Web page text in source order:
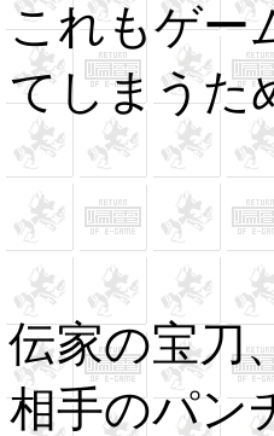
これもゲー
てしまうた
伝家の宝刀
相手のパン